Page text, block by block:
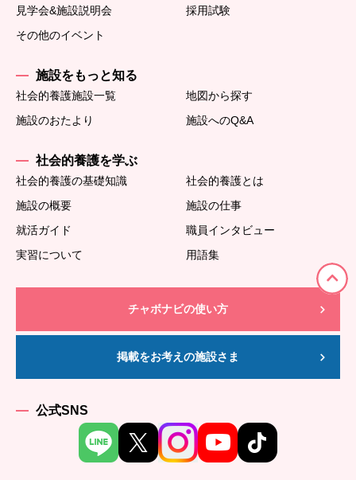
見学会&施設説明会
採用試験
その他のイベント
施設をもっと知る
社会的養護施設一覧
地図から探す
施設のおたより
施設へのQ&A
社会的養護を学ぶ
社会的養護の基礎知識
社会的養護とは
施設の概要
施設の仕事
就活ガイド
職員インタビュー
実習について
用語集
チャボナビの使い方
掲載をお考えの施設さま
公式SNS